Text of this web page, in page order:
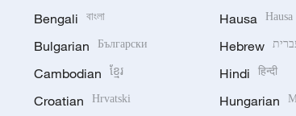
Bengali বাংলা
Bulgarian Български
Cambodian ខ្មែរ
Croatian Hrvatski
Hausa Hausa
Hebrew
Hindi हिन्दी
Hungarian